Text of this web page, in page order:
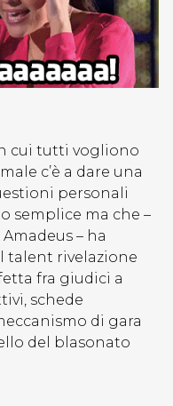
cui tutti vogliono
c’è a dare una
personali
semplice ma che –
– ha
talent rivelazione
fra giudici a
schede
di gara
del blasonato